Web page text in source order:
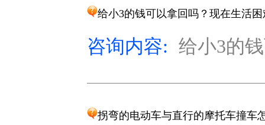
给小3的钱可以拿回吗？现在生活困
咨询内容: 给小3的
拐弯的电动车与直行的摩托车撞车